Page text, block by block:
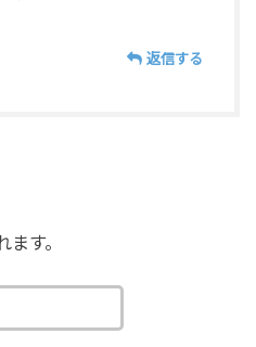
返信する
す。